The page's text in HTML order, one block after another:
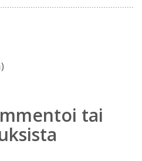
tai